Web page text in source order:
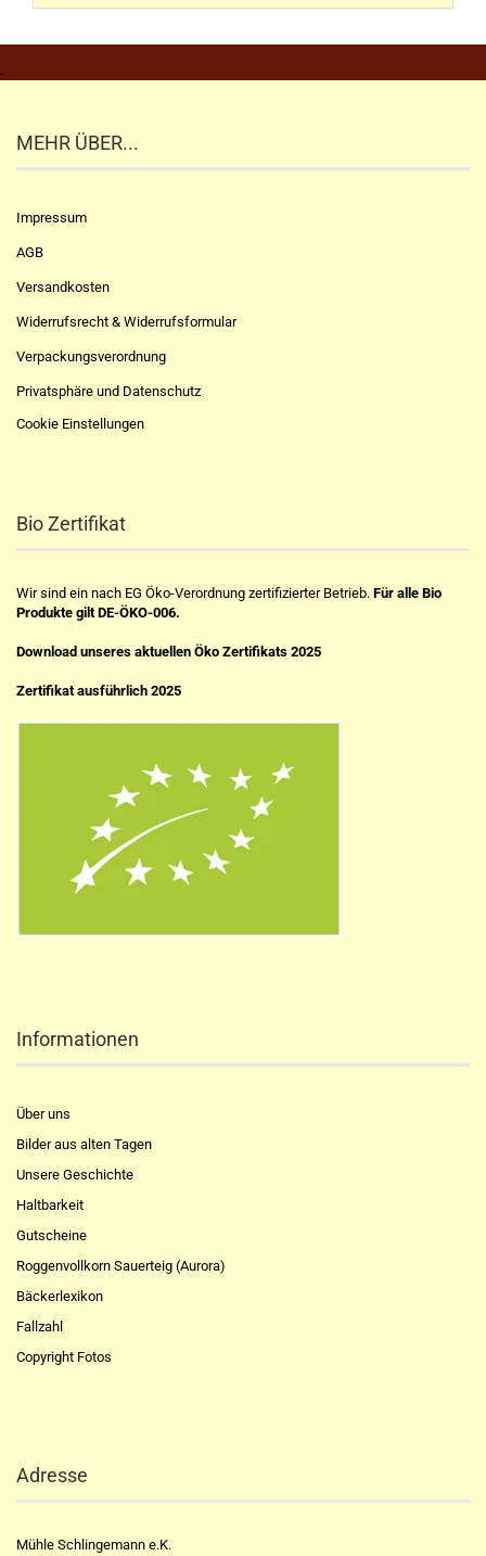
.
MEHR ÜBER...
Impressum
AGB
Versandkosten
Widerrufsrecht & Widerrufsformular
Verpackungsverordnung
Privatsphäre und Datenschutz
Cookie Einstellungen
Bio Zertifikat
Wir sind ein nach EG Öko-Verordnung zertifizierter Betrieb. Für alle Bio
Produkte gilt DE-ÖKO-006.
Download unseres aktuellen Öko Zertifikats 2025
Zertifikat ausführlich 2025
Informationen
Über uns
Bilder aus alten Tagen
Unsere Geschichte
Haltbarkeit
Gutscheine
Roggenvollkorn Sauerteig (Aurora)
Bäckerlexikon
Fallzahl
Copyright Fotos
Adresse
Mühle Schlingemann e.K.